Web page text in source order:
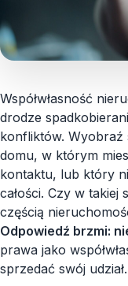
Współwłasność
drodze
konfliktów. Wyobraź
domu, w którym
kontaktu, lub który
całości. Czy w takiej
częścią
Odpowiedź brzmi:
prawa jako
sprzedać swój udział.